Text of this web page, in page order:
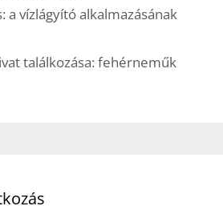
a vízlágyító alkalmazásának
találkozása: fehérneműk